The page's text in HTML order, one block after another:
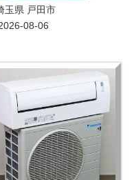
玉県 戸田市
08-06